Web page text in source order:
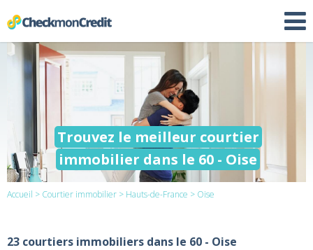
Trouvez le meilleur courtier
immobilier dans le 60 - Oise
Accueil > Courtier immobilier > Hauts-de-France > Oise
23 courtiers immobiliers dans le 60 - Oise